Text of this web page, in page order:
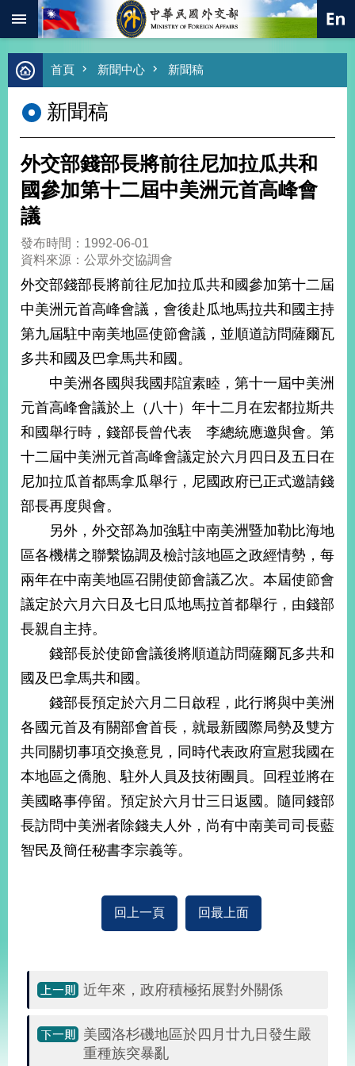
跳到主要內容區塊
進
階
尋
熱
總
合
外
交
價
值
外
交
經
不
落
國
台
海
和
平
照
回
網
導
於
新
中
心
外
交
地
首頁 新聞中心 新聞稿
新聞稿
外交部錢部長將前往尼加拉瓜共和
國參加第十二屆中美洲元首高峰會
議
發布時間：1992-06-01
資料來源：公眾外交協調會
外交部錢部長將前往尼加拉瓜共和國參加第十二屆
中美洲元首高峰會議，會後赴瓜地馬拉共和國主持
第九屆駐中南美地區使節會議，並順道訪問薩爾瓦
多共和國及巴拿馬共和國。
中美洲各國與我國邦誼素睦，第十一屆中美洲
元首高峰會議於上（八十）年十二月在宏都拉斯共
和國舉行時，錢部長曾代表 李總統應邀與會。第
十二屆中美洲元首高峰會議定於六月四日及五日在
尼加拉瓜首都馬拿瓜舉行，尼國政府已正式邀請錢
部長再度與會。
另外，外交部為加強駐中南美洲暨加勒比海地
區各機構之聯繫協調及檢討該地區之政經情勢，每
兩年在中南美地區召開使節會議乙次。本屆使節會
議定於六月六日及七日瓜地馬拉首都舉行，由錢部
長親自主持。
錢部長於使節會議後將順道訪問薩爾瓦多共和
國及巴拿馬共和國。
錢部長預定於六月二日啟程，此行將與中美洲
各國元首及有關部會首長，就最新國際局勢及雙方
共同關切事項交換意見，同時代表政府宣慰我國在
本地區之僑胞、駐外人員及技術團員。回程並將在
美國略事停留。預定於六月廿三日返國。隨同錢部
長訪問中美洲者除錢夫人外，尚有中南美司司長藍
智民及簡任秘書李宗義等。
回上一頁 回最上面
近年來，政府積極拓展對外關係
美國洛杉磯地區於四月廿九日發生嚴
重種族突暴亂